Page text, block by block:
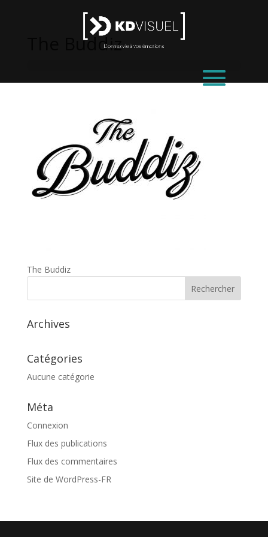
The Buddiz
The Buddiz
Archives
Catégories
Aucune catégorie
Méta
Connexion
Flux des publications
Flux des commentaires
Site de WordPress-FR